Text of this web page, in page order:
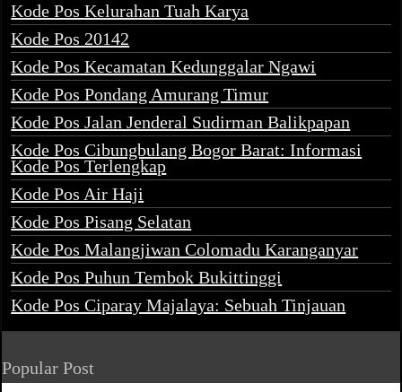
Kode Pos Kelurahan Tuah Karya
Kode Pos 20142
Kode Pos Kecamatan Kedunggalar Ngawi
Kode Pos Pondang Amurang Timur
Kode Pos Jalan Jenderal Sudirman Balikpapan
Kode Pos Cibungbulang Bogor Barat: Informasi
Kode Pos Terlengkap
Kode Pos Air Haji
Kode Pos Pisang Selatan
Kode Pos Malangjiwan Colomadu Karanganyar
Kode Pos Puhun Tembok Bukittinggi
Kode Pos Ciparay Majalaya: Sebuah Tinjauan
Popular Post